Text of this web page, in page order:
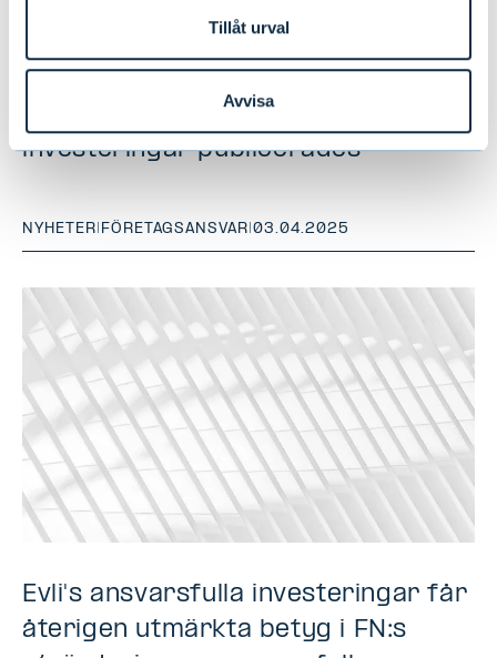
Tillåt urval
Avvisa
Evlis ansvarsfulla investeringar gör
framsteg: investeringarnas
koldioxidavtryck minskade avsevärt
och den första naturrapporten om
investeringar publicerades
NYHETER| FÖRETAGSANSVAR|03.04.2025
Evli's ansvarsfulla investeringar får
återigen utmärkta betyg i FN:s